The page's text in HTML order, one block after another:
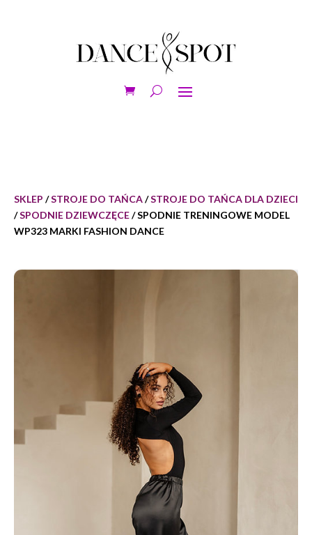
SKLEP /STROJE DO TAŃCA/STROJE DO TAŃCA DLA DZIECI
/SPODNIE DZIEWCZĘCE/ SPODNIE TRENINGOWE MODEL
WP323 MARKI FASHION DANCE